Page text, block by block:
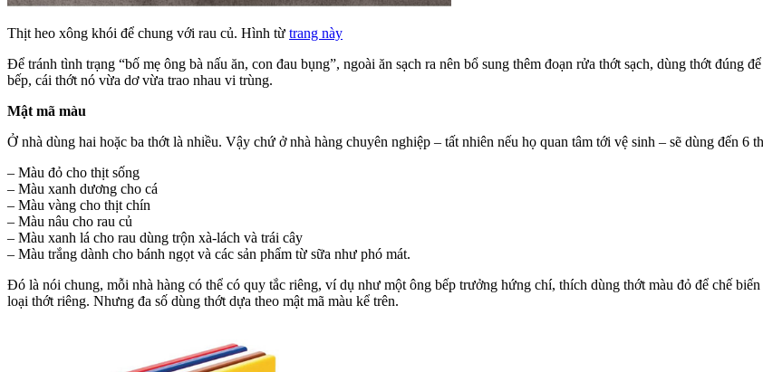
Thịt heo xông khói để chung với rau củ. Hình từ trang này
Để tránh tình trạng “bố mẹ ông bà nấu ăn, con đau bụng”, ngoài ăn sạch ra nên bổ sung thêm đoạn rửa thớt sạch, dùng thớt đúng
bếp, cái thớt nó vừa dơ vừa trao nhau vi trùng.
Mật mã màu
Ở nhà dùng hai hoặc ba thớt là nhiều. Vậy chứ ở nhà hàng chuyên nghiệp – tất nhiên nếu họ quan tâm tới vệ sinh – sẽ dùng đến 6
– Màu đỏ cho thịt sống
– Màu xanh dương cho cá
– Màu vàng cho thịt chín
– Màu nâu cho rau củ
– Màu xanh lá cho rau dùng trộn xà-lách và trái cây
– Màu trắng dành cho bánh ngọt và các sản phẩm từ sữa như phó mát.
Đó là nói chung, mỗi nhà hàng có thể có quy tắc riêng, ví dụ như một ông bếp trưởng hứng chí, thích dùng thớt màu đỏ để chế
loại thớt riêng. Nhưng đa số dùng thớt dựa theo mật mã màu kể trên.